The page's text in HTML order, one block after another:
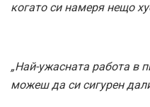
когато си намеря нещо
„Най-ужасната работа в
можеш да си сигурен